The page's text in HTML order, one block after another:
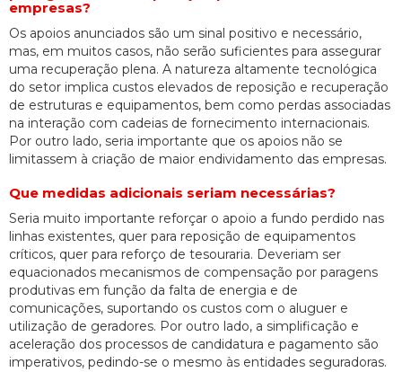
empresas?
Os apoios anunciados são um sinal positivo e necessário,
mas, em muitos casos, não serão suficientes para assegurar
uma recuperação plena. A natureza altamente tecnológica
do setor implica custos elevados de reposição e recuperação
de estruturas e equipamentos, bem como perdas associadas
na interação com cadeias de fornecimento internacionais.
Por outro lado, seria importante que os apoios não se
limitassem à criação de maior endividamento das empresas.
Que medidas adicionais seriam necessárias?
Seria muito importante reforçar o apoio a fundo perdido nas
linhas existentes, quer para reposição de equipamentos
críticos, quer para reforço de tesouraria. Deveriam ser
equacionados mecanismos de compensação por paragens
produtivas em função da falta de energia e de
comunicações, suportando os custos com o aluguer e
utilização de geradores. Por outro lado, a simplificação e
aceleração dos processos de candidatura e pagamento são
imperativos, pedindo-se o mesmo às entidades seguradoras.